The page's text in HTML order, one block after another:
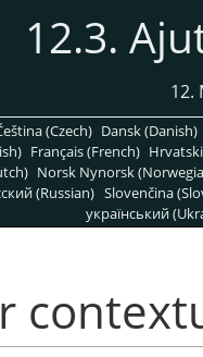
12.3.
12.
(Czech) Dansk (Danish)
Français (French)
Norsk Nynorsk
(Russian) Slovenčina
український